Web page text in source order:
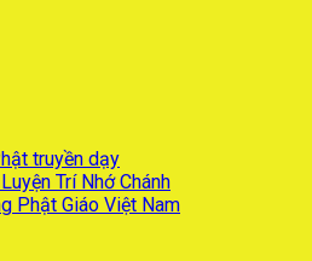
truyền dạy
Trí Nhớ Chánh
Phật Giáo Việt Nam